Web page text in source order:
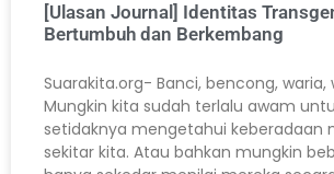
[Ulasan Journal] Identitas
Bertumbuh dan Berkembang
Suarakita.org- Banci, bencong, waria,
Mungkin kita sudah terlalu awam
setidaknya mengetahui keberadaan
sekitar kita. Atau bahkan mungkin